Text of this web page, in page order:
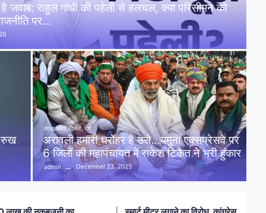
है जवाब: राहुल गांधी की पहेली से हलचल, क्या परिसीमन को
पर…
रुख
ताज़ा खबरें, दिल्ली, देश
अरावली हमारी धरोहर है उसे…यमुना एक्सप्रेसवे पर
6 जिलों की महापंचायत में राकेश टिकैत ने भरी हुंकार
admin December 23, 2025
नलखेड़ा: मां बगलामुखी मंदिर क्षेत्र में